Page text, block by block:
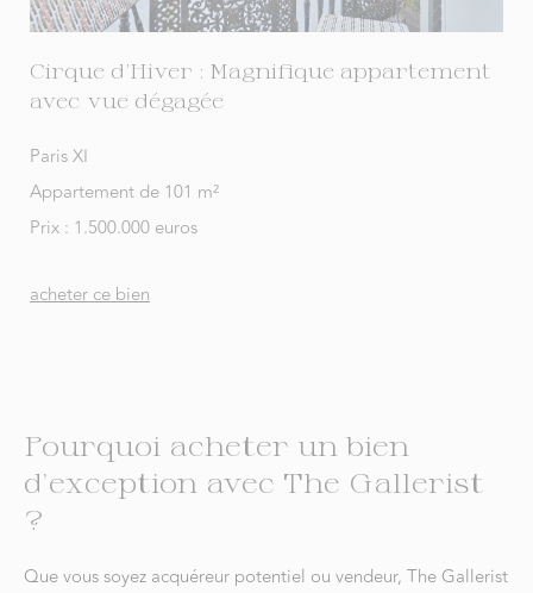
Cirque d’Hiver : Magnifique appartement
avec vue dégagée
Paris XI
Appartement de 101 m²
Prix : 1.500.000 euros
acheter ce bien
Pourquoi acheter un bien
d'exception avec The Gallerist
?
Que vous soyez acquéreur potentiel ou vendeur, The Gallerist